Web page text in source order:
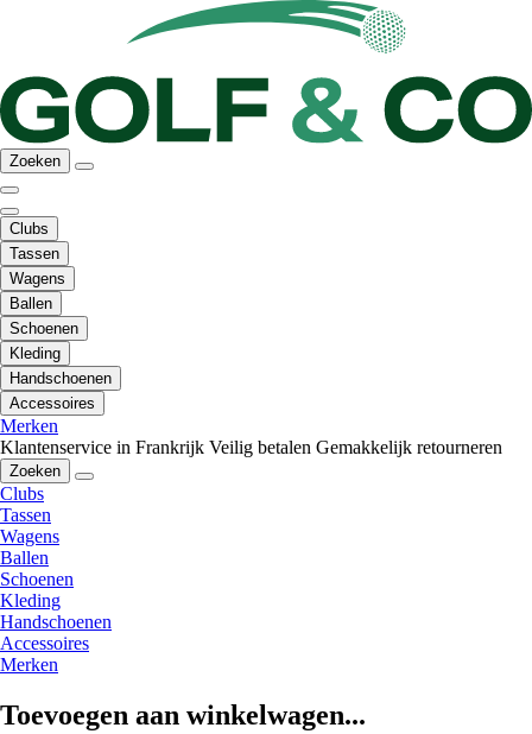
Zoeken
Clubs
Tassen
Wagens
Ballen
Schoenen
Kleding
Handschoenen
Accessoires
Merken
Klantenservice in Frankrijk Veilig betalen Gemakkelijk retourneren
Zoeken
Clubs
Tassen
Wagens
Ballen
Schoenen
Kleding
Handschoenen
Accessoires
Merken
Toevoegen aan winkelwagen...